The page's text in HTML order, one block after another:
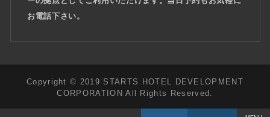
お電話下さい。
Copyright © 2019 STARTS HOTEL DEVELOPMENT
CORPORATION All Rights Reserved.